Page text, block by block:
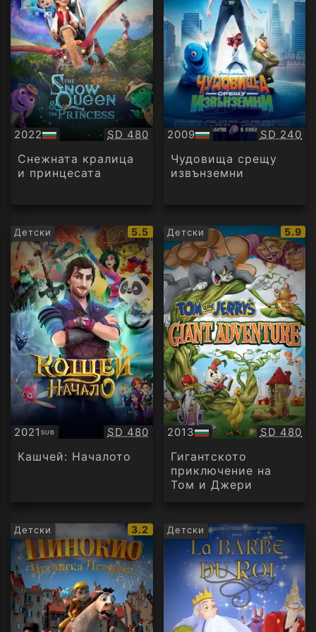
2022
БГ
аудио
Качество:
SD 480
Снежната кралица
и принцесата
2009
БГ
аудио
SD 240
Чудовища срещу
извънземни
Детски
IMDb
рейтинг:
5.5
2021SUB
Субтитри Качество:
SD 480
Кашчей: Началото
Детски
IMDb
5.9
2013
БГ
аудио
SD 480
Гигантското
приключение на
Том и Джери
Детски
IMDb
рейтинг:
3.2 Детски